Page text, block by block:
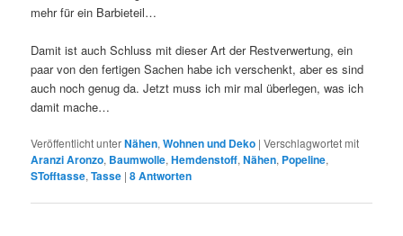
mehr für ein Barbieteil…
Damit ist auch Schluss mit dieser Art der Restverwertung, ein
paar von den fertigen Sachen habe ich verschenkt, aber es sind
auch noch genug da. Jetzt muss ich mir mal überlegen, was ich
damit mache…
Veröffentlicht unterNähen,Wohnen und Deko |Verschlagwortet mit
Aranzi Aronzo, Baumwolle,Hemdenstoff,Nähen, Popeline,
STofftasse,Tasse |8Antworten